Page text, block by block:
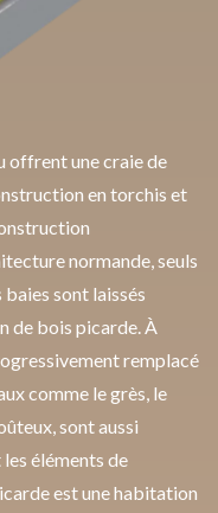
offrent une craie de
en torchis et
normande, seuls
sont laissés
de bois picarde. À
remplacé
comme le grès, le
sont aussi
éléments de
est une habitation